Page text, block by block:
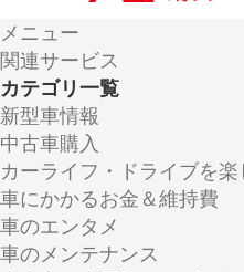
メニュー
関連サービス
カテゴリ一覧
新型車情報
中古車購入
カーライフ・ドライブを楽
車にかかるお金＆維持費
車のエンタメ
車のメンテナンス